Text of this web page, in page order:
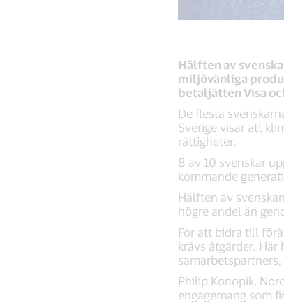
Hälften av
miljövänliga
betaljätten Visa
De flesta
Sverige visar att
rättigheter.
8 av 10 svenskar
kommande
Hälften av
högre andel än
För att bidra till
krävs åtgärder.
Philip Konopik,
engagemang som